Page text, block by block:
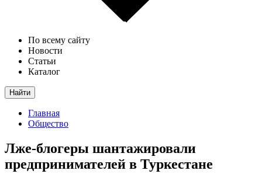
По всему сайту
Новости
Статьи
Каталог
Найти
Главная
Общество
Лже-блогеры шантажировали
предпринимателей в Туркестане